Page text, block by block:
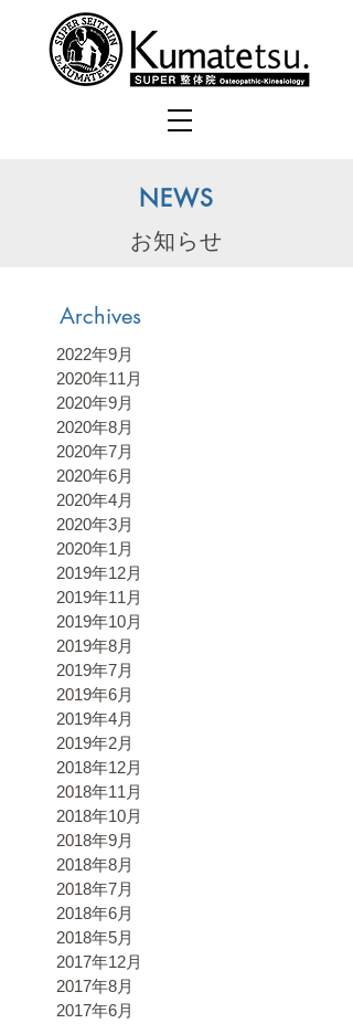
NEWS
お知らせ
Archives
2022年9月
2020年11月
2020年9月
2020年8月
2020年7月
2020年6月
2020年4月
2020年3月
2020年1月
2019年12月
2019年11月
2019年10月
2019年8月
2019年7月
2019年6月
2019年4月
2019年2月
2018年12月
2018年11月
2018年10月
2018年9月
2018年8月
2018年7月
2018年6月
2018年5月
2017年12月
2017年8月
2017年6月